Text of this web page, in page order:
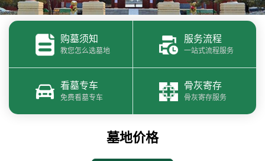
购墓须知
教您怎么选墓地
服务流程
一站式流程服务
看墓专车
免费看墓专车
骨灰寄存
骨灰寄存服务
墓地价格